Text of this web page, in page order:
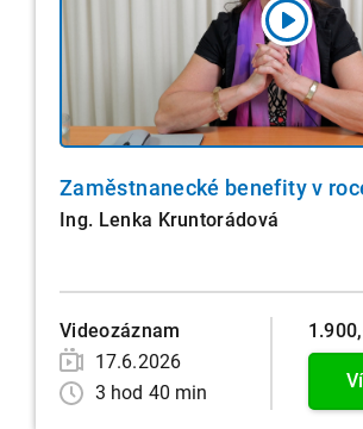
Zaměstnanecké benefity v
Ing. Lenka Kruntorádová
Videozáznam
17.6.2026
3 hod 40 min